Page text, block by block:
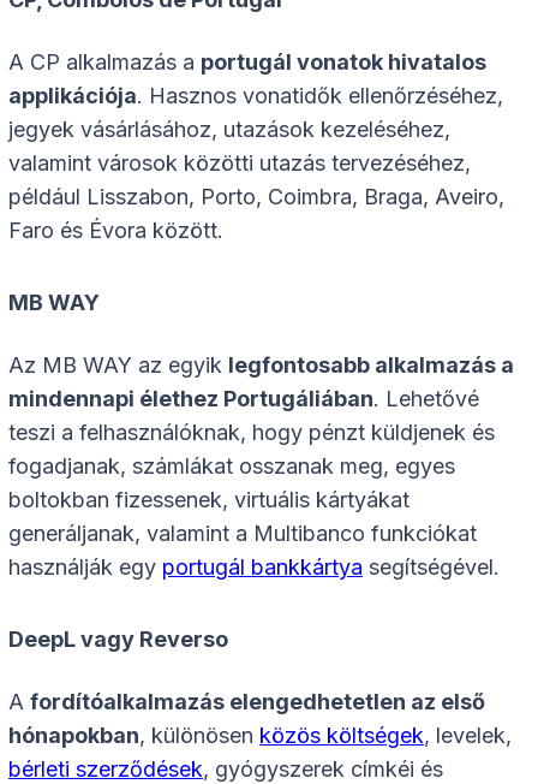
A CP alkalmazás a portugál vonatok hivatalos
applikációja. Hasznos vonatidők ellenőrzéséhez,
jegyek vásárlásához, utazások kezeléséhez,
valamint városok közötti utazás tervezéséhez,
például Lisszabon, Porto, Coimbra, Braga, Aveiro,
Faro és Évora között.
MB WAY
Az MB WAY az egyik legfontosabb alkalmazás a
mindennapi élethez Portugáliában. Lehetővé
teszi a felhasználóknak, hogy pénzt küldjenek és
fogadjanak, számlákat osszanak meg, egyes
boltokban fizessenek, virtuális kártyákat
generáljanak, valamint a Multibanco funkciókat
használják egy portugál bankkártya segítségével.
DeepL vagy Reverso
A fordítóalkalmazás elengedhetetlen az első
hónapokban, különösen közös költségek, levelek,
bérleti szerződések, gyógyszerek címkéi és